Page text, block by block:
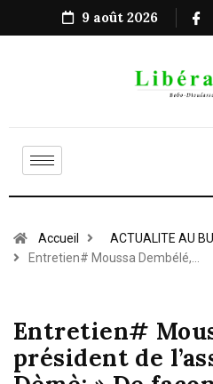
9 août 2026
Accueil
ACTUALITE AU
Entretien# Moussa Dembélé,…
Entretien#
président de